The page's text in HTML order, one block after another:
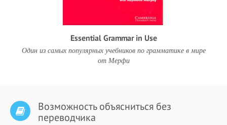
Essential Grammar in Use
Один из самых популярных учебников по грамматике в мире
от Мерфи
Возможность объясниться без
переводчика